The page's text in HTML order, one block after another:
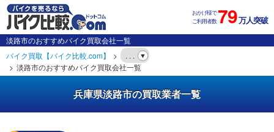
おかげ様で
ご利用者数79万人突破
淡路市のおすすめバイク買取会社一覧
バイク買取【バイク比較.com】
. . .
淡路市のおすすめバイク買取会社一覧
兵庫県淡路市の買取業者一覧